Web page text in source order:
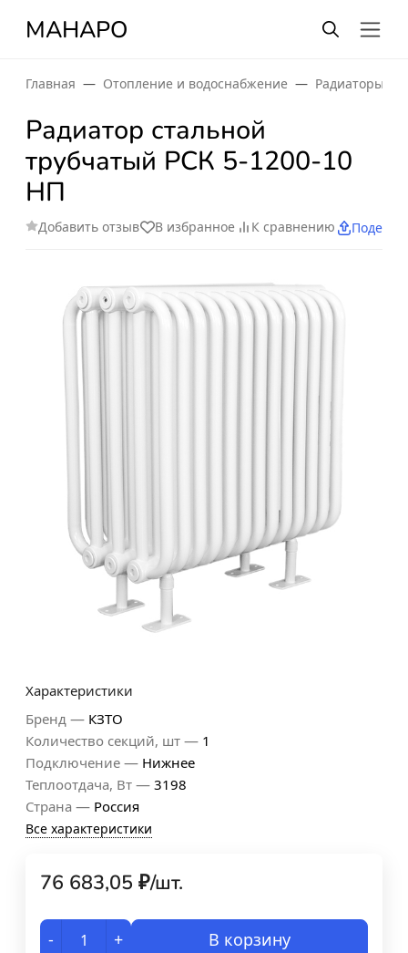
МАНАРО
Главная Отопление и водоснабжение Радиаторы
Радиатор стальной
трубчатый РСК 5-1200-10
НП
Добавить отзыв В избранное К сравнению
Характеристики
Бренд — КЗТО
Количество секций, шт — 1
Подключение — Нижнее
Теплоотдача, Вт — 3198
Страна — Россия
Все характеристики
76 683,05 ₽/шт.
- + В корзину